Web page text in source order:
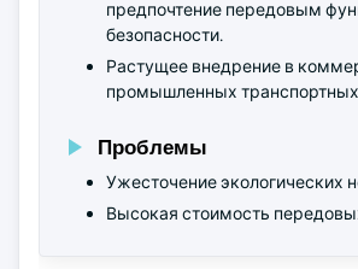
предпочтение передовым
безопасности.
Растущее внедрение в
промышленных
Проблемы
Ужесточение экологических
Высокая стоимость